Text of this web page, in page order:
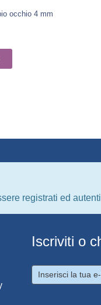
occhio 4 mm
registrati ed
Iscriviti o